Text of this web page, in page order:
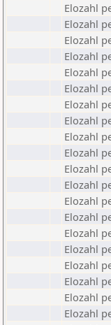
Elozahl
Elozahl
Elozahl
Elozahl
Elozahl
Elozahl
Elozahl
Elozahl
Elozahl
Elozahl
Elozahl
Elozahl
Elozahl
Elozahl
Elozahl
Elozahl
Elozahl
Elozahl
Elozahl
Elozahl